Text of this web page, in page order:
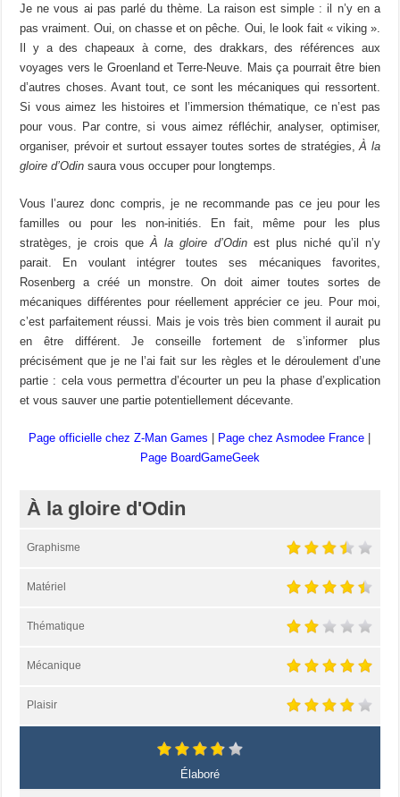
Je ne vous ai pas parlé du thème. La raison est simple : il n’y en a
pas vraiment. Oui, on chasse et on pêche. Oui, le look fait « viking ».
Il y a des chapeaux à corne, des drakkars, des références aux
voyages vers le Groenland et Terre-Neuve. Mais ça pourrait être bien
d’autres choses. Avant tout, ce sont les mécaniques qui ressortent.
Si vous aimez les histoires et l’immersion thématique, ce n’est pas
pour vous. Par contre, si vous aimez réfléchir, analyser, optimiser,
organiser, prévoir et surtout essayer toutes sortes de stratégies,À la
gloire d’Odin saura vous occuper pour longtemps.
Vous l’aurez donc compris, je ne recommande pas ce jeu pour les
familles ou pour les non-initiés. En fait, même pour les plus
stratèges, je crois queÀ la gloire d’Odinest plus niché qu’il n’y
parait. En voulant intégrer toutes ses mécaniques favorites,
Rosenberg a créé un monstre. On doit aimer toutes sortes de
mécaniques différentes pour réellement apprécier ce jeu. Pour moi,
c’est parfaitement réussi. Mais je vois très bien comment il aurait pu
en être différent. Je conseille fortement de s’informer plus
précisément que je ne l’ai fait sur les règles et le déroulement d’une
partie : cela vous permettra d’écourter un peu la phase d’explication
et vous sauver une partie potentiellement décevante.
Page officielle chez Z-Man Games | Page chez Asmodee France |
Page BoardGameGeek
À la gloire d'Odin
Graphisme
Matériel
Thématique
Mécanique
Plaisir
Élaboré